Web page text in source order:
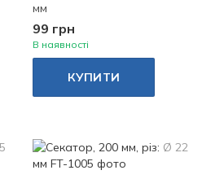
мм
99 грн
В наявності
КУПИТИ